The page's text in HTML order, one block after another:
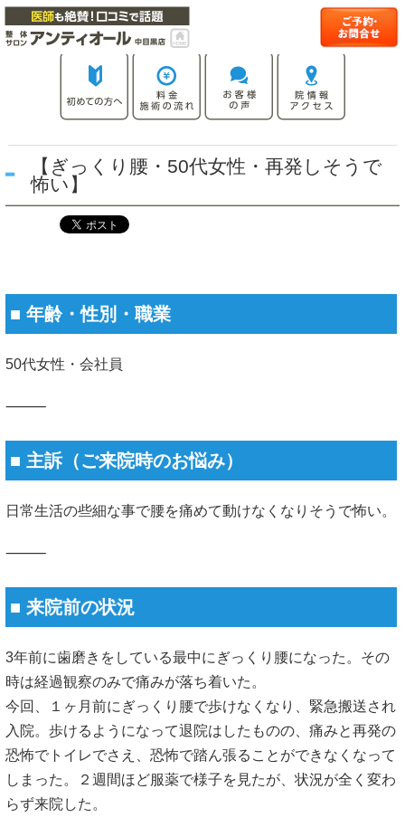
【ぎっくり腰・50代女性・再発しそうで
怖い】
■ 年齢・性別・職業
50代女性・会社員
⸻
■ 主訴（ご来院時のお悩み）
日常生活の些細な事で腰を痛めて動けなくなりそうで怖い。
⸻
■ 来院前の状況
3年前に歯磨きをしている最中にぎっくり腰になった。その
時は経過観察のみで痛みが落ち着いた。
今回、１ヶ月前にぎっくり腰で歩けなくなり、緊急搬送され
入院。歩けるようになって退院はしたものの、痛みと再発の
恐怖でトイレでさえ、恐怖で踏ん張ることができなくなって
しまった。２週間ほど服薬で様子を見たが、状況が全く変わ
らず来院した。